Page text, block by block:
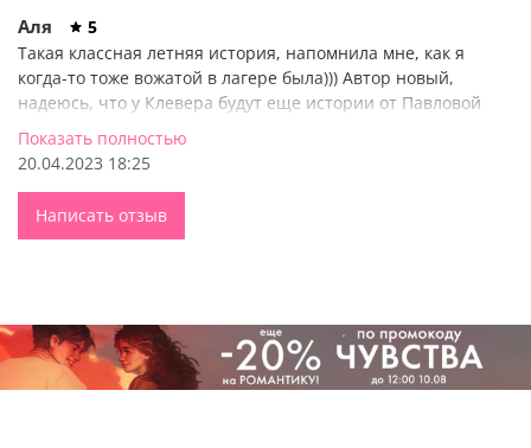
Правда ли, что в дружбе всегда есть ведущий и ведомый?
Когда тебе двадцать, одно лето может изменить все.
«Хорошие летние истории о взрослении имеют
внутри читателя сохранялась способность чувствовать
Аля
5
Такая классная летняя история, напомнила мне, как я
когда-то тоже вожатой в лагере была))) Автор новый,
надеюсь, что у Клевера будут еще истории от Павловой
оформление - как всегда 5 баллов
Показать полностью
20.04.2023 18:25
Написать отзыв